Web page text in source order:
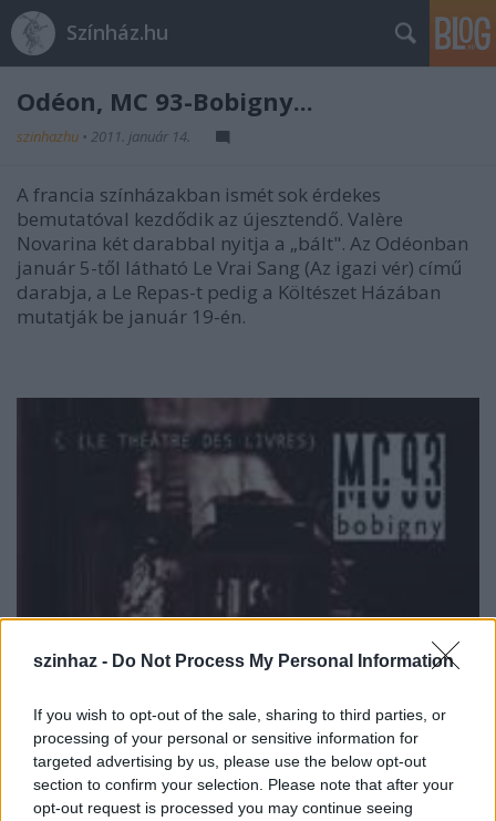
szinhaz - Do Not Process My Personal Information
If you wish to opt-out of the sale, sharing to third parties, or
processing of your personal or sensitive information for
targeted advertising by us, please use the below opt-out
section to confirm your selection. Please note that after your
opt-out request is processed you may continue seeing
Színház.hu
Odéon, MC 93-Bobigny...
szinhazhu • 2011. január 14.
A francia színházakban ismét sok érdekes
bemutatóval kezdődik az újesztendő. Valère
Novarina két darabbal nyitja a „bált". Az Odéonban
január 5-től látható Le Vrai Sang (Az igazi vér) című
darabja, a Le Repas-t pedig a Költészet Házában
mutatják be január 19-én.